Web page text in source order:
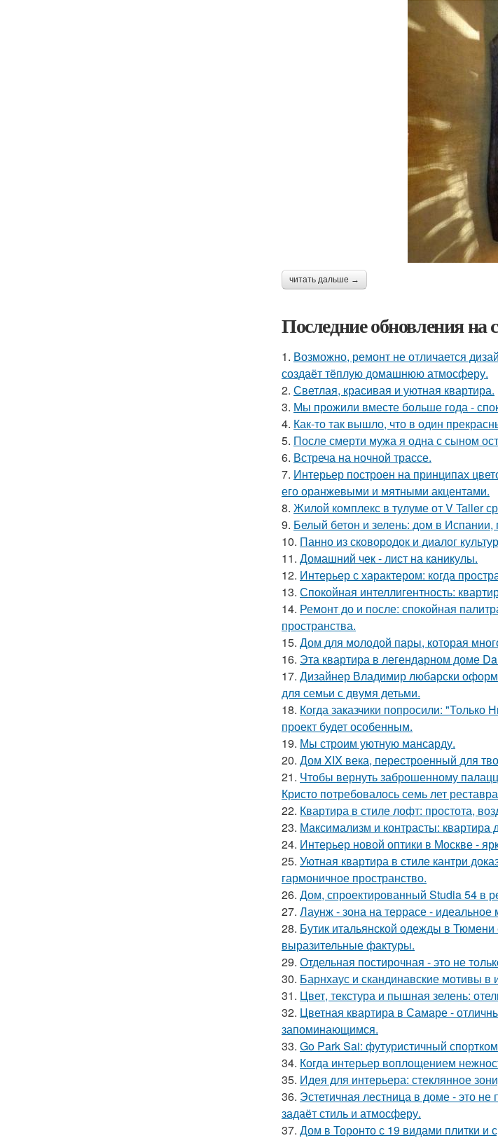
читать дальше →
Последние обновления на
1. Возможно, ремонт не отличается
создаёт тёплую домашнюю атмосферу.
2. Светлая, красивая и уютная квартира.
3. Мы прожили вместе больше года -
4. Как-то так вышло, что в один
5. После смерти мужа я одна с сыном
6. Встреча на ночной трассе.
7. Интерьер построен на принципах
его оранжевыми и мятными акцентами.
8. Жилой комплекс в тулуме от V Taller
9. Белый бетон и зелень: дом в Испании,
10. Панно из сковородок и диалог
11. Домашний чек - лист на каникулы.
12. Интерьер с характером: когда
13. Спокойная интеллигентность:
14. Ремонт до и после: спокойная
пространства.
15. Дом для молодой пары, которая
16. Эта квартира в легендарном доме
17. Дизайнер Владимир любарски
для семьи с двумя детьми.
18. Когда заказчики попросили:
проект будет особенным.
19. Мы строим уютную мансарду.
20. Дом XIX века, перестроенный для
21. Чтобы вернуть заброшенному
Кристо потребовалось семь лет
22. Квартира в стиле лофт: простота,
23. Максимализм и контрасты:
24. Интерьер новой оптики в Москве -
25. Уютная квартира в стиле кантри
гармоничное пространство.
26. Дом, спроектированный Studia 54 в
27. Лаунж - зона на террасе -
28. Бутик итальянской одежды в
выразительные фактуры.
29. Отдельная постирочная - это не
30. Барнхаус и скандинавские мотивы в
31. Цвет, текстура и пышная зелень:
32. Цветная квартира в Самаре -
запоминающимся.
33. Go Park Sai: футуристичный
34. Когда интерьер воплощением
35. Идея для интерьера: стеклянное
36. Эстетичная лестница в доме - это
задаёт стиль и атмосферу.
37. Дом в Торонто с 19 видами плитки и